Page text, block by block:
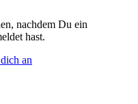
nachdem Du ein
hast.
an